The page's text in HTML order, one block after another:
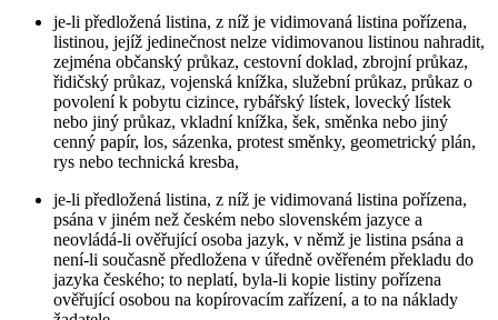
je-li předložená listina, z níž je vidimovaná listina pořízena,
listinou, jejíž jedinečnost nelze vidimovanou listinou nahradit,
zejména občanský průkaz, cestovní doklad, zbrojní průkaz,
řidičský průkaz, vojenská knížka, služební průkaz, průkaz o
povolení k pobytu cizince, rybářský lístek, lovecký lístek
nebo jiný průkaz, vkladní knížka, šek, směnka nebo jiný
cenný papír, los, sázenka, protest směnky, geometrický plán,
rys nebo technická kresba,
je-li předložená listina, z níž je vidimovaná listina pořízena,
psána v jiném než českém nebo slovenském jazyce a
neovládá-li ověřující osoba jazyk, v němž je listina psána a
není-li současně předložena v úředně ověřeném překladu do
jazyka českého; to neplatí, byla-li kopie listiny pořízena
ověřující osobou na kopírovacím zařízení, a to na náklady